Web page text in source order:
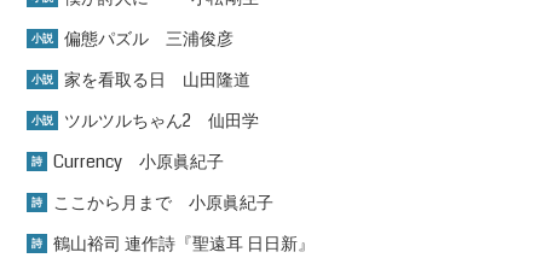
小説 偏態パズル 三浦俊彦
小説 家を看取る日 山田隆道
小説 ツルツルちゃん2 仙田学
詩 Currency 小原眞紀子
詩 ここから月まで 小原眞紀子
詩 鶴山裕司 連作詩『聖遠耳 日日新』